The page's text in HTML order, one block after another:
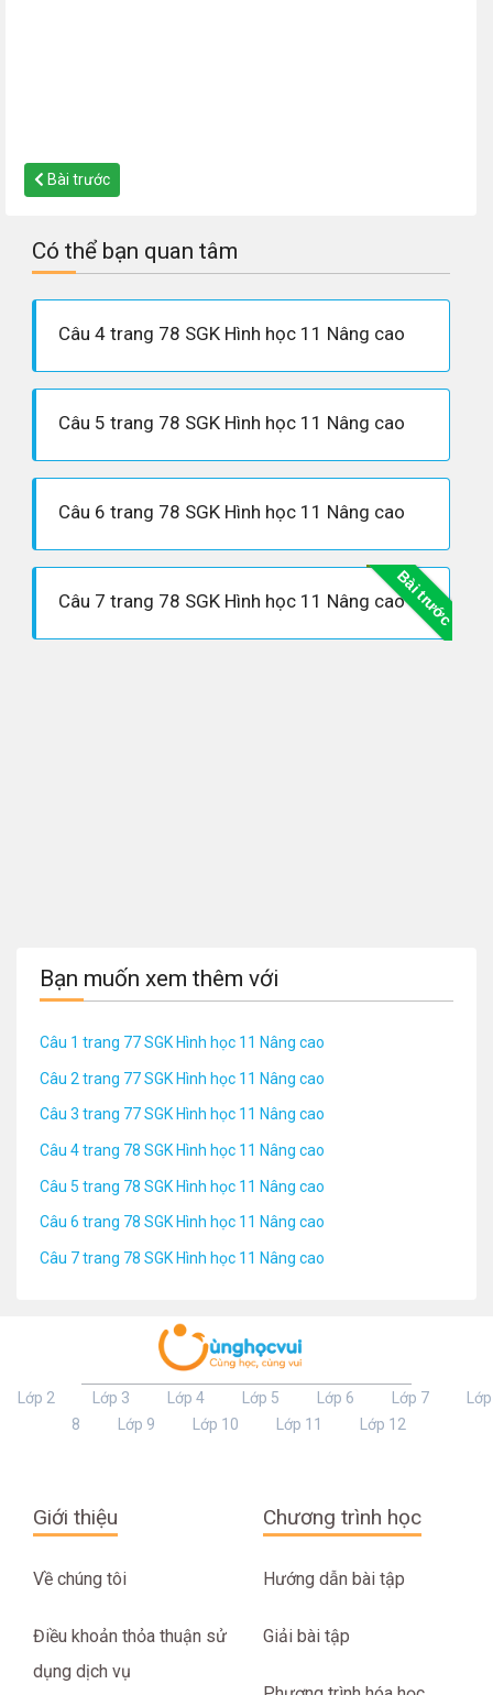
Bài trước
Có thể bạn quan tâm
Câu 4 trang 78 SGK Hình học 11 Nâng cao
Câu 5 trang 78 SGK Hình học 11 Nâng cao
Câu 6 trang 78 SGK Hình học 11 Nâng cao
Bài trước
Câu 7 trang 78 SGK Hình học 11 Nâng cao
Bạn muốn xem thêm với
Câu 1 trang 77 SGK Hình học 11 Nâng cao
Câu 2 trang 77 SGK Hình học 11 Nâng cao
Câu 3 trang 77 SGK Hình học 11 Nâng cao
Câu 4 trang 78 SGK Hình học 11 Nâng cao
Câu 5 trang 78 SGK Hình học 11 Nâng cao
Câu 6 trang 78 SGK Hình học 11 Nâng cao
Câu 7 trang 78 SGK Hình học 11 Nâng cao
Lớp 2 Lớp 3 Lớp 4 Lớp 5 Lớp 6 Lớp 7
Lớp
8
Lớp 9 Lớp 10 Lớp 11 Lớp 12
Giới thiệu
Về chúng tôi
Điều khoản thỏa thuận sử
dụng dịch vụ
Chương trình học
Hướng dẫn bài tập
Giải bài tập